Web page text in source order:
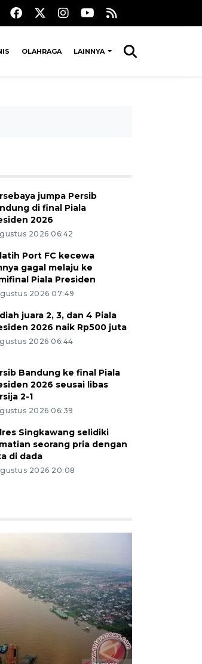
OLAHRAGA LAINNYA
jumpa Persib
di final Piala
2026
2026 06:42
Port FC kecewa
gagal melaju ke
Piala Presiden
2026 07:49
juara 2, 3, dan 4 Piala
2026 naik Rp500 juta
2026 06:44
Bandung ke final Piala
2026 seusai libas
2-1
2026 06:39
Singkawang selidiki
seorang pria dengan
di dada
2026 20:08